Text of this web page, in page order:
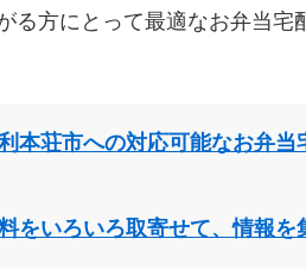
る方にとって最適なお弁当宅
本荘市への対応可能なお弁
をいろいろ取寄せて、情報を